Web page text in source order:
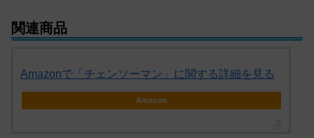
関連商品
Amazonで「チェンソーマン」に関する詳細を見る
Amazon